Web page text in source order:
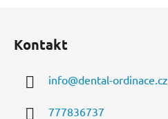
í
Kontakt
info@dental-ordinace.cz
777836737